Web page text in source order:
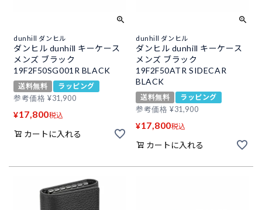
dunhill ダンヒル
ダンヒル dunhill キーケース
メンズ ブラック
19F2F50SG001R BLACK
送料無料
ラッピング
参考価格 ¥31,900
¥17,800税込
カートに入れる
dunhill ダンヒル
ダンヒル dunhill キーケース
メンズ ブラック
19F2F50ATR SIDECAR
BLACK
送料無料
ラッピング
参考価格 ¥31,900
¥17,800税込
カートに入れる